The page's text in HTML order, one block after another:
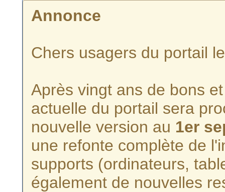
Annonce
Chers usagers du portail
Après vingt ans de bons
actuelle du portail sera
nouvelle version au 1er
une refonte complète de
supports (ordinateurs,
également de nouvelles